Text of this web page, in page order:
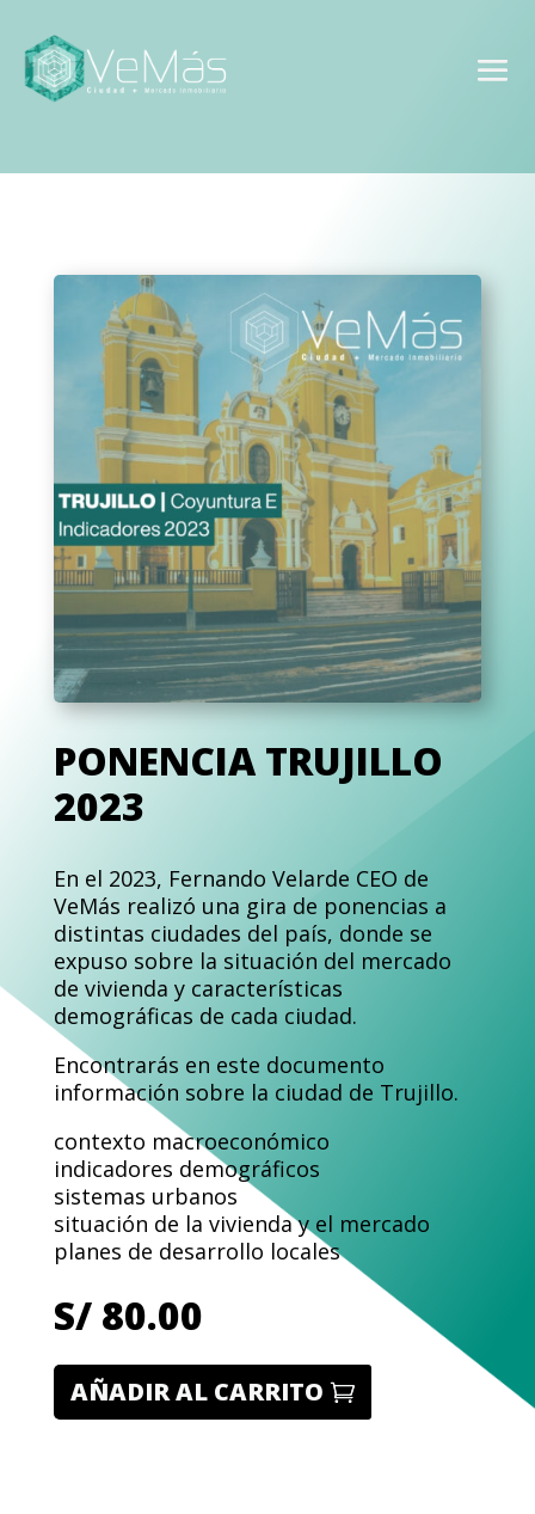
PONENCIA TRUJILLO
2023
En el 2023, Fernando Velarde CEO de
VeMás realizó una gira de ponencias a
distintas ciudades del país, donde se
expuso sobre la situación del mercado
de vivienda y características
demográficas de cada ciudad.
Encontrarás en este documento
información sobre la ciudad de Trujillo.
contexto macroeconómico
indicadores demográficos
sistemas urbanos
situación de la vivienda y el mercado
planes de desarrollo locales
S/80.00
AÑADIR AL CARRITO